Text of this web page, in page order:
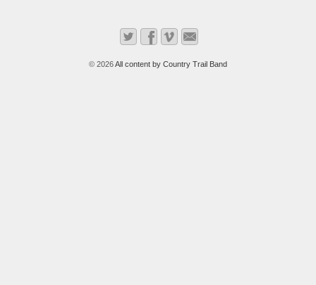
© 2026All content by Country Trail Band